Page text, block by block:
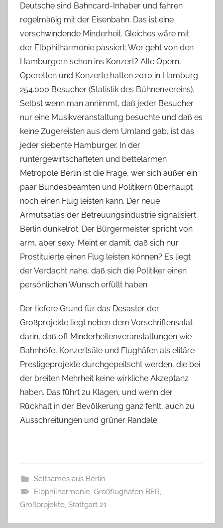
Deutsche sind Bahncard-Inhaber und fahren
regelmäßig mit der Eisenbahn. Das ist eine
verschwindende Minderheit. Gleiches wäre mit
der Elbphilharmonie passiert: Wer geht von den
Hamburgern schon ins Konzert? Alle Opern,
Operetten und Konzerte hatten 2010 in Hamburg
254.000 Besucher (Statistik des Bühnenvereins).
Selbst wenn man annimmt, daß jeder Besucher
nur eine Musikveranstaltung besuchte und daß es
keine Zugereisten aus dem Umland gab, ist das
jeder siebente Hamburger. In der
runtergewirtschafteten und bettelarmen
Metropole Berlin ist die Frage, wer sich außer ein
paar Bundesbeamten und Politikern überhaupt
noch einen Flug leisten kann. Der neue
Armutsatlas der Betreuungsindustrie signalisiert
Berlin dunkelrot. Der Bürgermeister spricht von
arm, aber sexy. Meint er damit, daß sich nur
Prostituierte einen Flug leisten können? Es liegt
der Verdacht nahe, daß sich die Politiker einen
persönlichen Wunsch erfüllt haben.
Der tiefere Grund für das Desaster der
Großprojekte liegt neben dem Vorschriftensalat
darin, daß oft Minderheitenveranstaltungen wie
Bahnhöfe, Konzertsäle und Flughäfen als elitäre
Prestigeprojekte durchgepeitscht werden, die bei
der breiten Mehrheit keine wirkliche Akzeptanz
haben. Das führt zu Klagen, und wenn der
Rückhalt in der Bevölkerung ganz fehlt, auch zu
Ausschreitungen und grüner Randale.
Seltsames aus Berlin
Elbphilharmonie, Großflughafen BER,
Großprpjekte, Stattgart 21